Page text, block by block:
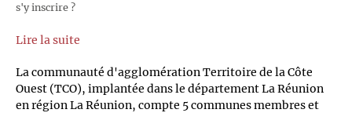
s'y inscrire ?
Lire la suite
La communauté d'agglomération Territoire de la Côte
Ouest (TCO), implantée dans le département La Réunion
en région La Réunion, compte 5 communes membres et